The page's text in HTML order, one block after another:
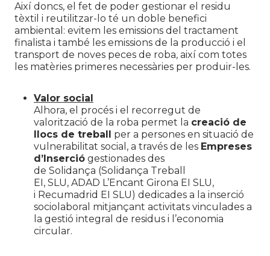
Així doncs, el fet de poder gestionar el residu
tèxtil i reutilitzar-lo té un doble benefici
ambiental: evitem les emissions del tractament
finalista i també les emissions de la producció i el
transport de noves peces de roba, així com totes
les matèries primeres necessàries per produir-les.
Valor social
Alhora, el procés i el recorregut de
valorització de la roba permet la creació de
llocs de treball per a persones en situació de
vulnerabilitat social, a través de les Empreses
d’Inserció gestionades des
de Solidança (Solidança Treball
EI, SLU, ADAD L’Encant Girona EI SLU,
i Recumadrid EI SLU) dedicades a la inserció
sociolaboral mitjançant activitats vinculades a
la gestió integral de residus i l’economia
circular.